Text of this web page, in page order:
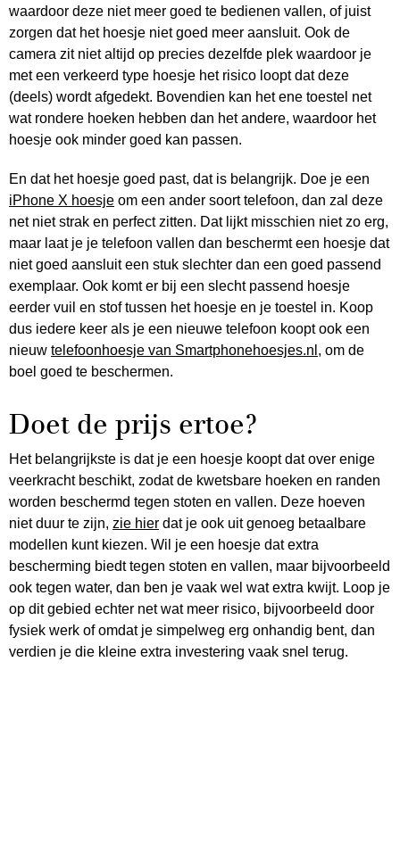
waardoor deze niet meer goed te bedienen vallen, of juist
zorgen dat het hoesje niet goed meer aansluit. Ook de
camera zit niet altijd op precies dezelfde plek waardoor je
met een verkeerd type hoesje het risico loopt dat deze
(deels) wordt afgedekt. Bovendien kan het ene toestel net
wat rondere hoeken hebben dan het andere, waardoor het
hoesje ook minder goed kan passen.
En dat het hoesje goed past, dat is belangrijk. Doe je een
iPhone X hoesje om een ander soort telefoon, dan zal deze
net niet strak en perfect zitten. Dat lijkt misschien niet zo erg,
maar laat je je telefoon vallen dan beschermt een hoesje dat
niet goed aansluit een stuk slechter dan een goed passend
exemplaar. Ook komt er bij een slecht passend hoesje
eerder vuil en stof tussen het hoesje en je toestel in. Koop
dus iedere keer als je een nieuwe telefoon koopt ook een
nieuw telefoonhoesje van Smartphonehoesjes.nl , om de
boel goed te beschermen.
Doet de prijs ertoe?
Het belangrijkste is dat je een hoesje koopt dat over enige
veerkracht beschikt, zodat de kwetsbare hoeken en randen
worden beschermd tegen stoten en vallen. Deze hoeven
niet duur te zijn, zie hier dat je ook uit genoeg betaalbare
modellen kunt kiezen. Wil je een hoesje dat extra
bescherming biedt tegen stoten en vallen, maar bijvoorbeeld
ook tegen water, dan ben je vaak wel wat extra kwijt. Loop je
op dit gebied echter net wat meer risico, bijvoorbeeld door
fysiek werk of omdat je simpelweg erg onhandig bent, dan
verdien je die kleine extra investering vaak snel terug.